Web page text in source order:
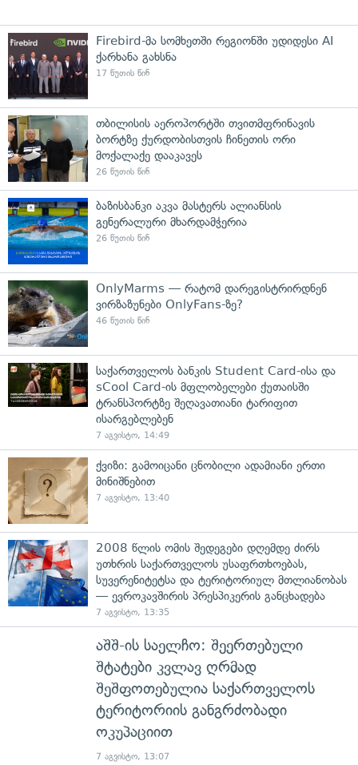
Firebird-მა სომხეთში რეგიონში უდიდესი AI
ქარხანა გახსნა
17 წუთის წინ
თბილისის აეროპორტში თვითმფრინავის
ბორტზე ქურდობისთვის ჩინეთის ორი
მოქალაქე დააკავეს
26 წუთის წინ
ბაზისბანკი აკვა მასტერს ალიანსის
გენერალური მხარდამჭერია
26 წუთის წინ
OnlyMarms — რატომ დარეგისტრირდნენ
ვირზაზუნები OnlyFans-ზე?
46 წუთის წინ
საქართველოს ბანკის Student Card-ისა და
sCool Card-ის მფლობელები ქუთაისში
ტრანსპორტზე შეღავათიანი ტარიფით
ისარგებლებენ
7 აგვისტო, 14:49
ქვიზი: გამოიცანი ცნობილი ადამიანი ერთი
მინიშნებით
7 აგვისტო, 13:40
2008 წლის ომის შედეგები დღემდე ძირს
უთხრის საქართველოს უსაფრთხოებას,
სუვერენიტეტსა და ტერიტორიულ მთლიანობას
— ევროკავშირის პრესპიკერის განცხადება
7 აგვისტო, 13:35
აშშ-ის საელჩო: შეერთებული
შტატები კვლავ ღრმად
შეშფოთებულია საქართველოს
ტერიტორიის განგრძობადი
ოკუპაციით
7 აგვისტო, 13:07